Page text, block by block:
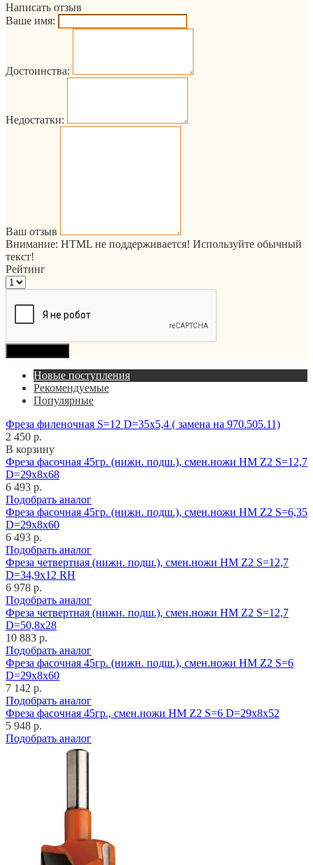
Написать отзыв
Ваше имя:
Достоинства:
Недостатки:
Ваш отзыв
Внимание: HTML не поддерживается! Используйте обычный
текст!
Рейтинг
Новые поступления
Рекомендуемые
Популярные
Фреза филеночная S=12 D=35x5,4 ( замена на 970.505.11)
2 450 р.
В корзину
Фреза фасочная 45гр. (нижн. подш.), смен.ножи HM Z2 S=12,7
D=29x8x68
6 493 р.
Подобрать аналог
Фреза фасочная 45гр. (нижн. подш.), смен.ножи HM Z2 S=6,35
D=29x8x60
6 493 р.
Подобрать аналог
Фреза четвертная (нижн. подш.), смен.ножи HM Z2 S=12,7
D=34,9x12 RH
6 978 р.
Подобрать аналог
Фреза четвертная (нижн. подш.), смен.ножи HM Z2 S=12,7
D=50,8x28
10 883 р.
Подобрать аналог
Фреза фасочная 45гр. (нижн. подш.), смен.ножи HM Z2 S=6
D=29x8x60
7 142 р.
Подобрать аналог
Фреза фасочная 45гр., смен.ножи HM Z2 S=6 D=29x8x52
5 948 р.
Подобрать аналог